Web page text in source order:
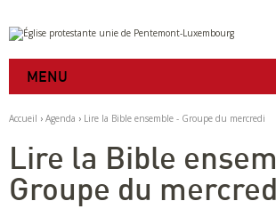
Aller
au
contenu.
à
navigation
Outils
personnels
MENU
Accueil › Agenda › Lire la Bible ensemble - Groupe du mercredi
Lire la Bible
Groupe du